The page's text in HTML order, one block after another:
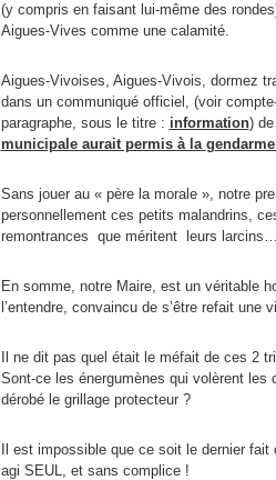
(y compris en faisant lui-même des
Aigues-Vives comme une calamité.
Aigues-Vivoises, Aigues-Vivois, dormez
dans un communiqué officiel, (voir
paragraphe, sous le titre : information)
municipale aurait permis à la
Sans jouer au « père la morale », notre
personnellement ces petits malandrins,
remontrances que méritent leurs larcins…
En somme, notre Maire, est un véritable
l’entendre, convaincu de s’être refait une
Il ne dit pas quel était le méfait de ces 2
Sont-ce les énergumènes qui volèrent
dérobé le grillage protecteur ?
Il est impossible que ce soit le dernier
agi SEUL, et sans complice !